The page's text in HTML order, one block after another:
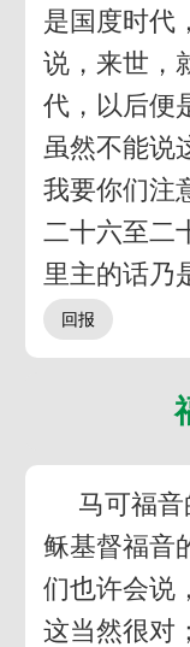
是国度时代
说，来世，
代，以后便
虽然不能说
我要你们注
二十六至二
里主的话乃
马可福
稣基督福音
们也许会说
这当然很对